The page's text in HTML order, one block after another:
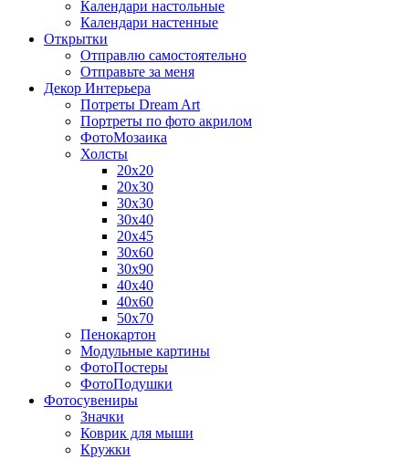
Календари настольные
Календари настенные
Открытки
Отправлю самостоятельно
Отправьте за меня
Декор Интерьера
Потреты Dream Art
Портреты по фото акрилом
ФотоМозаика
Холсты
20х20
20х30
30х30
30х40
20х45
30х60
30х90
40х40
40х60
50х70
Пенокартон
Модульные картины
ФотоПостеры
ФотоПодушки
Фотоcувениры
Значки
Коврик для мыши
Кружки